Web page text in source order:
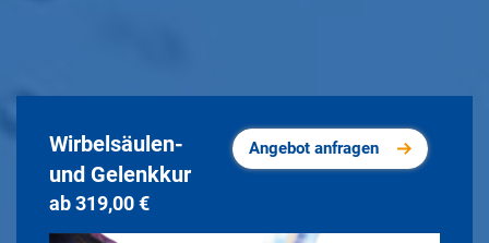
Angebot anfragen
Wirbelsäulen-
und Gelenkkur
ab 319,00 €